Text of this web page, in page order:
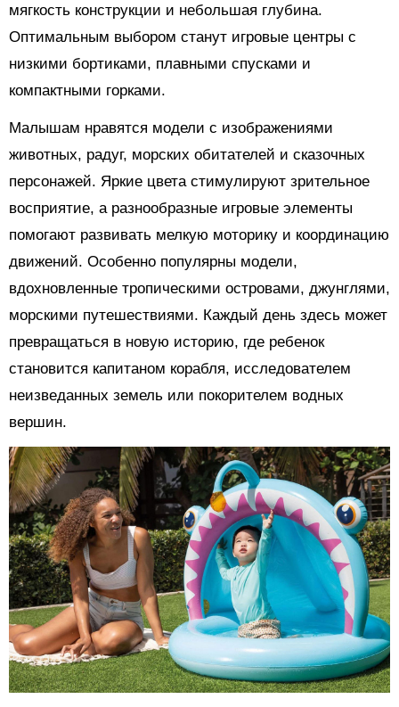
мягкость конструкции и небольшая глубина.
Оптимальным выбором станут игровые центры с
низкими бортиками, плавными спусками и
компактными горками.
Малышам нравятся модели с изображениями
животных, радуг, морских обитателей и сказочных
персонажей. Яркие цвета стимулируют зрительное
восприятие, а разнообразные игровые элементы
помогают развивать мелкую моторику и координацию
движений. Особенно популярны модели,
вдохновленные тропическими островами, джунглями,
морскими путешествиями. Каждый день здесь может
превращаться в новую историю, где ребенок
становится капитаном корабля, исследователем
неизведанных земель или покорителем водных
вершин.